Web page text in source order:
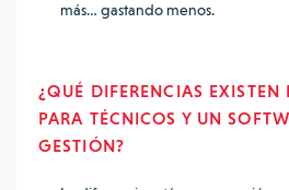
más… gastando menos.
¿QUÉ DIFERENCIAS EXISTEN
PARA TÉCNICOS Y UN
GESTIÓN?